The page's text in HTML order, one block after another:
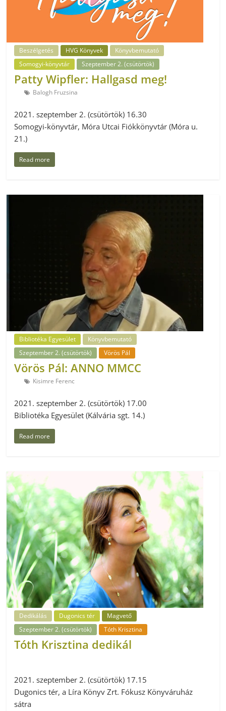
Beszélgetés HVG Könyvek
Könyvbemutató
Somogyi-könyvtár
Szeptember 2. (csütörtök)
Patty Wipfler: Hallgasd meg!
Balogh Fruzsina
2021. szeptember 2. (csütörtök) 16.30
Somogyi-könyvtár, Móra Utcai Fiókkönyvtár (Móra u.
21.)
Read more
Bibliotéka Egyesület
Könyvbemutató
Szeptember 2. (csütörtök)
Vörös Pál
Vörös Pál: ANNO MMCC
Kisimre Ferenc
2021. szeptember 2. (csütörtök) 17.00
Bibliotéka Egyesület (Kálvária sgt. 14.)
Read more
Dedikálás Dugonics tér
Magvető
Szeptember 2. (csütörtök)
Tóth Krisztina
Tóth Krisztina dedikál
2021. szeptember 2. (csütörtök) 17.15
Dugonics tér, a Líra Könyv Zrt. Fókusz Könyváruház
sátra